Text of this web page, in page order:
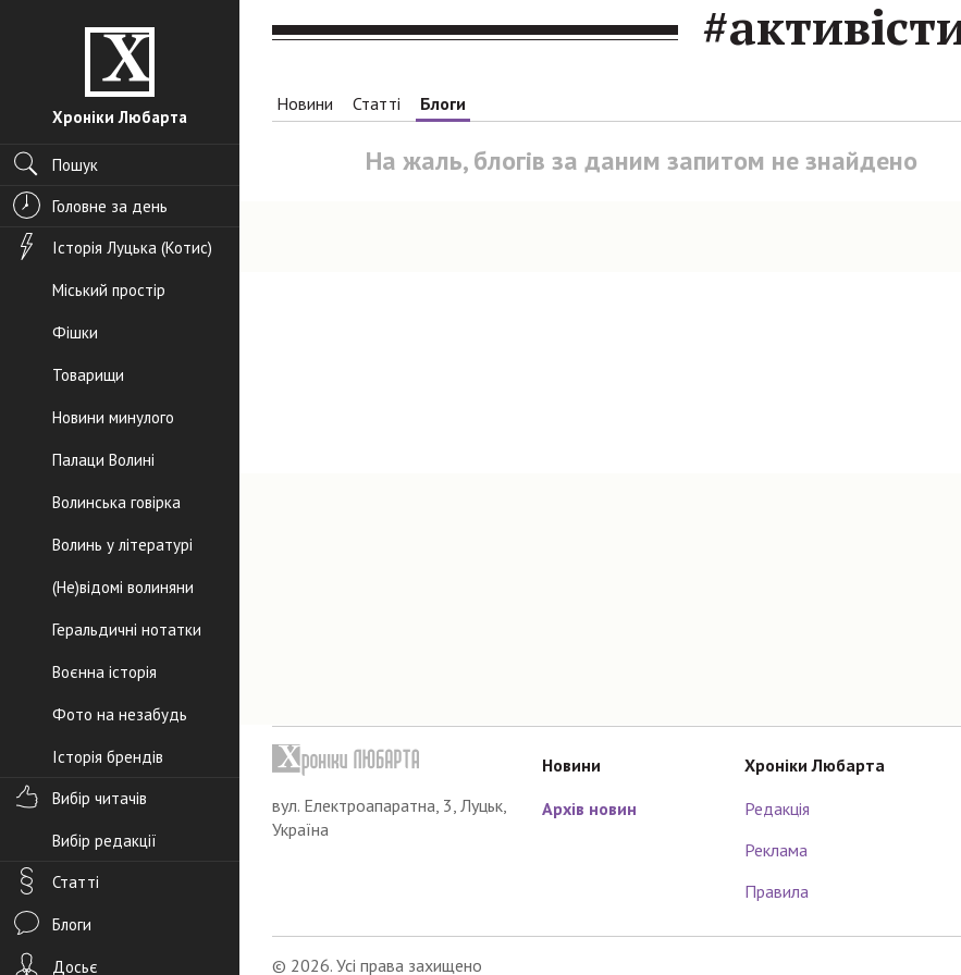
Хроніки Любарта
Пошук
Головне за день
Історія Луцька (Котис)
Міський простір
Фішки
Товарищи
Новини минулого
Палаци Волині
Волинська говірка
Волинь у літературі
(Не)відомі волиняни
Геральдичні нотатки
Воєнна історія
Фото на незабудь
Історія брендів
Вибір читачів
Вибір редакції
Статті
Блоги
Досьє
Новини Статті Блоги
На жаль, блогів за даним запитом не знайдено
вул. Електроапаратна, 3, Луцьк,
Україна
Новини
Архів новин
Хроніки Любарта
Редакція
Реклама
Правила
© 2026. Усі права захищено